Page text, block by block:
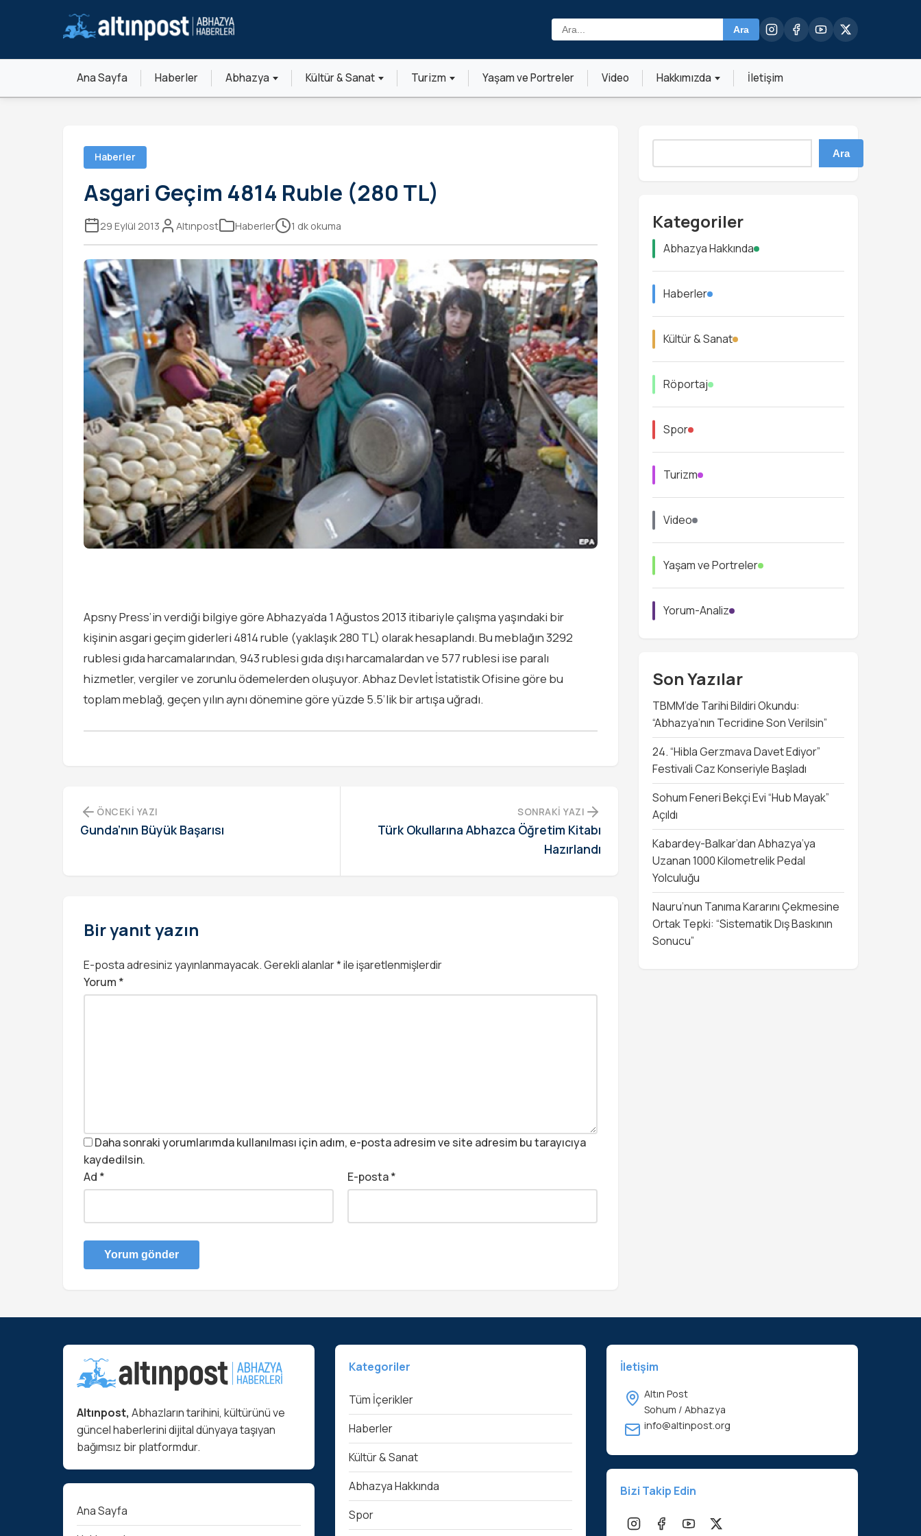
Ara: Ara
Ana Sayfa Haberler Abhazya Kültür & Sanat Turizm Yaşam ve Portreler Video Hakkımızda İletişim
Haberler
Asgari Geçim 4814 Ruble (280 TL)
29 Eylül 2013 Altınpost Haberler 1 dk okuma
Apsny Press’in verdiği bilgiye göre Abhazya’da 1 Ağustos 2013 itibariyle çalışma yaşındaki bir
kişinin asgari geçim giderleri 4814 ruble (yaklaşık 280 TL) olarak hesaplandı. Bu meblağın 3292
rublesi gıda harcamalarından, 943 rublesi gıda dışı harcamalardan ve 577 rublesi ise paralı
hizmetler, vergiler ve zorunlu ödemelerden oluşuyor. Abhaz Devlet İstatistik Ofisine göre bu
toplam meblağ, geçen yılın aynı dönemine göre yüzde 5.5’lik bir artışa uğradı.
ÖNCEKI YAZI
Gunda’nın Büyük Başarısı
SONRAKI YAZI
Türk Okullarına Abhazca Öğretim Kitabı
Hazırlandı
Bir yanıt yazın
E-posta adresiniz yayınlanmayacak.Gerekli alanlar*ile işaretlenmişlerdir
Yorum *
Daha sonraki yorumlarımda kullanılması için adım, e-posta adresim ve site adresim bu tarayıcıya
kaydedilsin.
Ad * E-posta*
Ara
Kategoriler
Abhazya Hakkında
Haberler
Kültür & Sanat
Röportaj
Spor
Turizm
Video
Yaşam ve Portreler
Yorum-Analiz
Son Yazılar
TBMM’de Tarihi Bildiri Okundu:
“Abhazya’nın Tecridine Son Verilsin”
24. “Hibla Gerzmava Davet Ediyor”
Festivali Caz Konseriyle Başladı
Sohum Feneri Bekçi Evi “Hub Mayak”
Açıldı
Kabardey-Balkar’dan Abhazya’ya
Uzanan 1000 Kilometrelik Pedal
Yolculuğu
Nauru’nun Tanıma Kararını Çekmesine
Ortak Tepki: “Sistematik Dış Baskının
Sonucu”
Altınpost, Abhazların tarihini, kültürünü ve
güncel haberlerini dijital dünyaya taşıyan
bağımsız bir platformdur.
Ana Sayfa
Kategoriler
Tüm İçerikler
Haberler
Kültür & Sanat
Abhazya Hakkında
Spor
İletişim
Altın Post
Sohum / Abhazya
info@altinpost.org
Bizi Takip Edin